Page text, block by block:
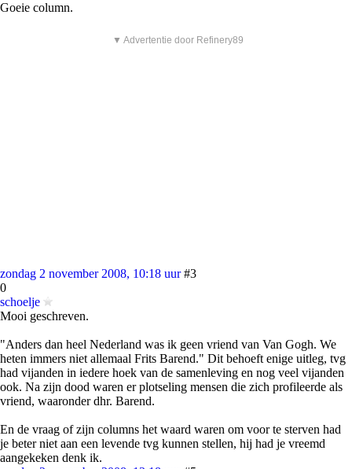
Goeie column.
▼ Advertentie door Refinery89
zondag 2 november 2008, 10:18 uur #3
0
schoelje
Mooi geschreven.
"Anders dan heel Nederland was ik geen vriend van Van Gogh. We
heten immers niet allemaal Frits Barend." Dit behoeft enige uitleg, tvg
had vijanden in iedere hoek van de samenleving en nog veel vijanden
ook. Na zijn dood waren er plotseling mensen die zich profileerde als
vriend, waaronder dhr. Barend.
En de vraag of zijn columns het waard waren om voor te sterven had
je beter niet aan een levende tvg kunnen stellen, hij had je vreemd
aangekeken denk ik.